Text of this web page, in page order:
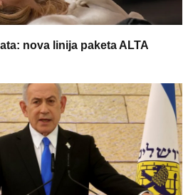
nova linija paketa ALTA